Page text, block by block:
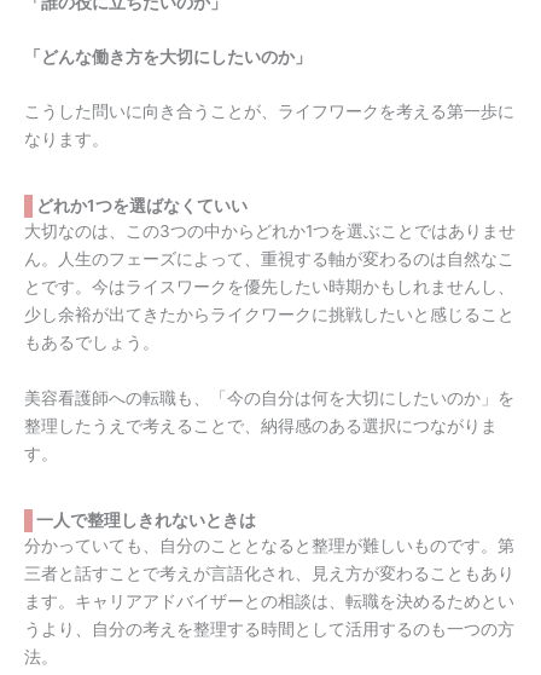
「どんな働き方を大切にしたいのか」
こうした問いに向き合うことが、ライフワークを考える第一歩に
なります。
どれか1つを選ばなくていい
大切なのは、この3つの中からどれか1つを選ぶことではありませ
ん。人生のフェーズによって、重視する軸が変わるのは自然なこ
とです。今はライスワークを優先したい時期かもしれませんし、
少し余裕が出てきたからライクワークに挑戦したいと感じること
もあるでしょう。
美容看護師への転職も、「今の自分は何を大切にしたいのか」を
整理したうえで考えることで、納得感のある選択につながりま
す。
一人で整理しきれないときは
分かっていても、自分のこととなると整理が難しいものです。第
三者と話すことで考えが言語化され、見え方が変わることもあり
ます。キャリアアドバイザーとの相談は、転職を決めるためとい
うより、自分の考えを整理する時間として活用するのも一つの方
法。